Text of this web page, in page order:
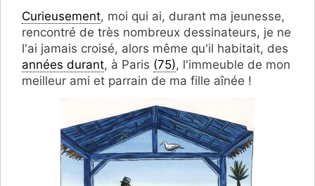
Curieusement, moi qui ai, durant ma jeunesse,
rencontré de très nombreux dessinateurs, je ne
l'ai jamais croisé, alors même qu'il habitait, des
années durant, à Paris (75), l'immeuble de mon
meilleur ami et parrain de ma fille aînée !